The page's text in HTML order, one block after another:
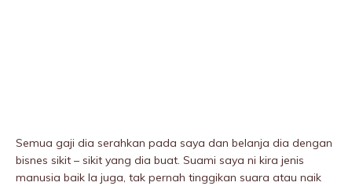
Semua gaji dia serahkan pada saya dan belanja dia dengan
bisnes sikit – sikit yang dia buat. Suami saya ni kira jenis
manusia baik la juga, tak pernah tinggikan suara atau naik